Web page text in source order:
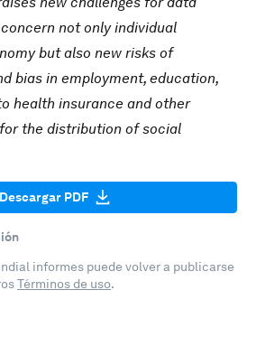
not only individual
but also new risks of
bias in employment, education,
health insurance and other
the distribution of social
Descargar PDF
informes puede volver a publicarse
Términos de uso.